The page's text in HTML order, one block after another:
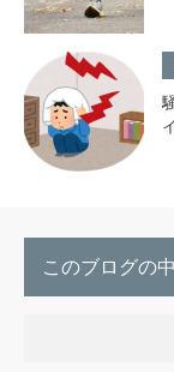
このブログの